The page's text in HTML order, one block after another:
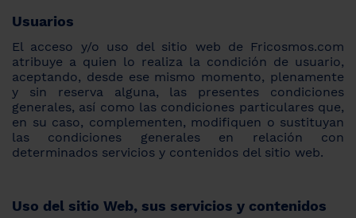
Usuarios
El acceso y/o uso del sitio web de Fricosmos.com
atribuye a quien lo realiza la condición de usuario,
aceptando, desde ese mismo momento, plenamente
y sin reserva alguna, las presentes condiciones
generales, así como las condiciones particulares que,
en su caso, complementen, modifiquen o sustituyan
las condiciones generales en relación con
determinados servicios y contenidos del sitio web.
Uso del sitio Web, sus servicios y contenidos